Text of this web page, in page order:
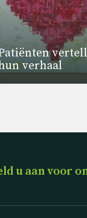
ver­haal
u aan voor